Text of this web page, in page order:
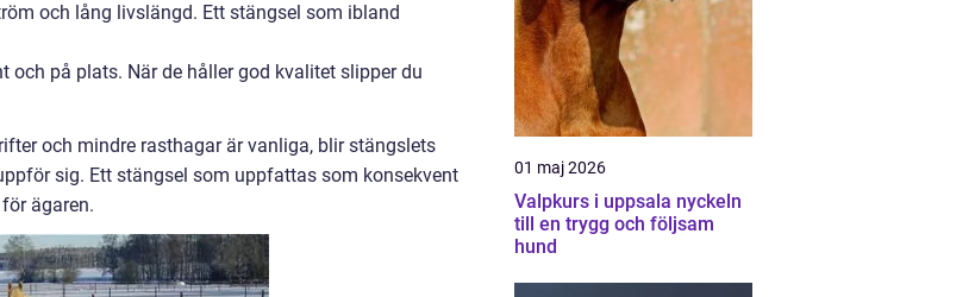
och lång livslängd. Ett stängsel som ibland
på plats. När de håller god kvalitet slipper du
och mindre rasthagar är vanliga, blir stängslets
sig. Ett stängsel som uppfattas som konsekvent
ägaren.
01 maj 2026
Valpkurs i uppsala nyckeln
till en trygg och följsam
hund